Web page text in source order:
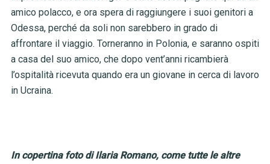
amico polacco, e ora spera di raggiungere i suoi genitori a
Odessa, perché da soli non sarebbero in grado di
affrontare il viaggio. Torneranno in Polonia, e saranno ospiti
a casa del suo amico, che dopo vent’anni ricambierà
l’ospitalità ricevuta quando era un giovane in cerca di lavoro
in Ucraina.
In copertina foto di Ilaria Romano, come tutte le altre